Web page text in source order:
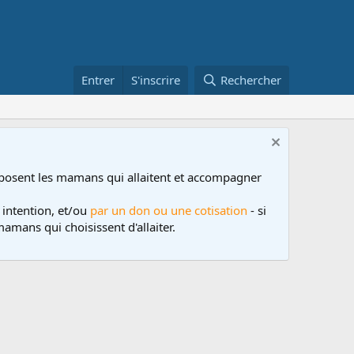
Entrer S'inscrire Rechercher
les mamans qui allaitent et accompagner
intention, et/ou par un don ou une cotisation - si
qui choisissent d'allaiter.